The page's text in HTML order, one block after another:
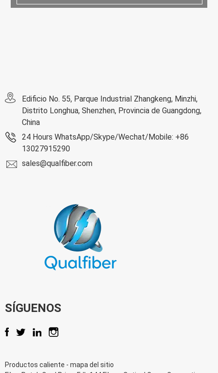
Edificio No. 55, Parque Industrial Zhangkeng, Minzhi,
Distrito Longhua, Shenzhen, Provincia de Guangdong,
China
24 Hours WhatsApp/Skype/Wechat/Mobile: +86
13027915290
sales@qualfiber.com
SÍGUENOS
Productos caliente - mapa del sitio